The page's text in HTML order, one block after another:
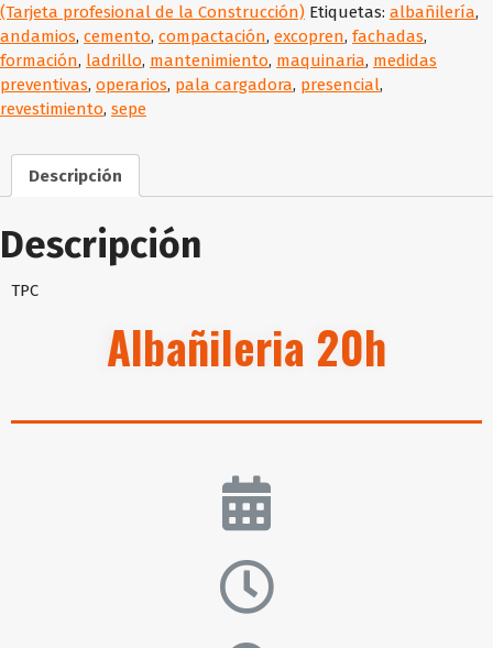
(Tarjeta profesional de la Construcción) Etiquetas: albañilería,
andamios, cemento, compactación, excopren, fachadas,
formación, ladrillo, mantenimiento, maquinaria, medidas
preventivas, operarios, pala cargadora, presencial,
revestimiento, sepe
Descripción
Descripción
TPC
Albañileria 20h